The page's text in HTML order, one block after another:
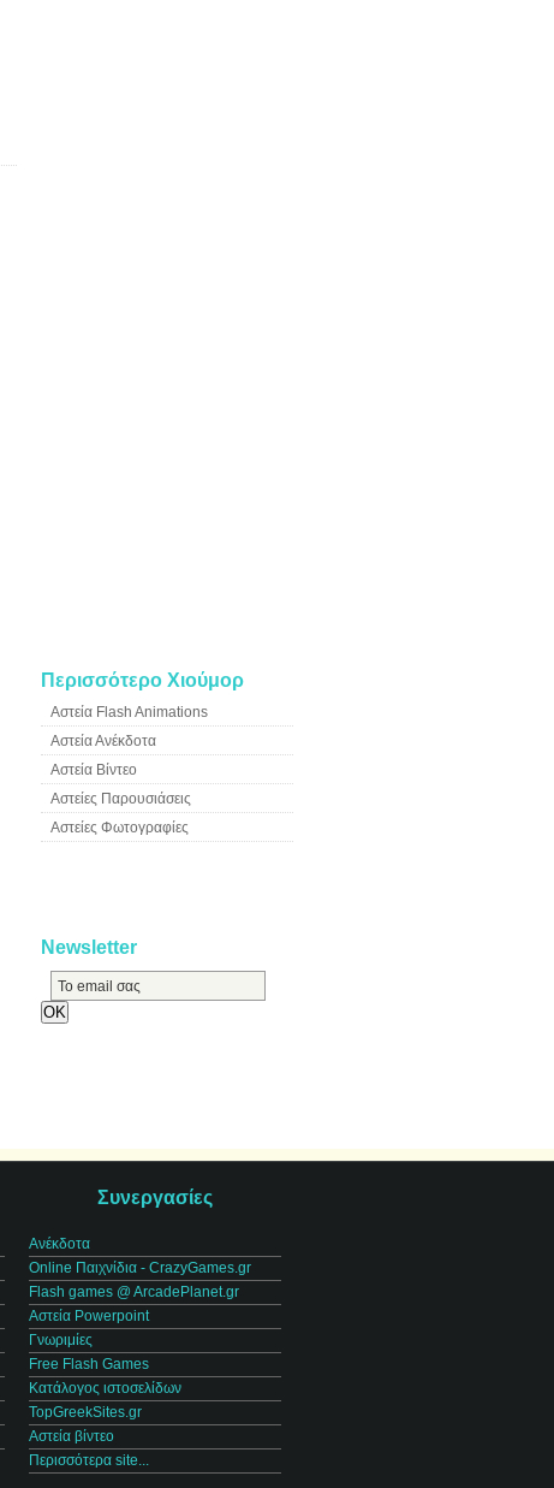
Περισσότερο Χιούμορ
Αστεία Flash Animations
Αστεία Ανέκδοτα
Αστεία Βίντεο
Αστείες Παρουσιάσεις
Αστείες Φωτογραφίες
Newsletter
Συνεργασίες
Ανέκδοτα
Online Παιχνίδια - CrazyGames.gr
Flash games @ ArcadePlanet.gr
Αστεία Powerpoint
Γνωριμίες
Free Flash Games
Κατάλογος ιστοσελίδων
TopGreekSites.gr
Αστεία βίντεο
Περισσότερα site...